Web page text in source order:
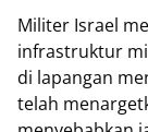
Militer Israel
infrastruktur
di lapangan
telah